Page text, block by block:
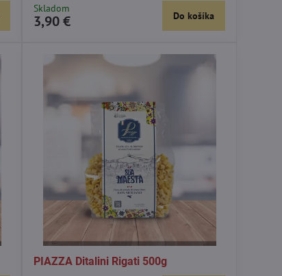
Skladom
3,90 € Do košíka
PIAZZA Ditalini Rigati 500g